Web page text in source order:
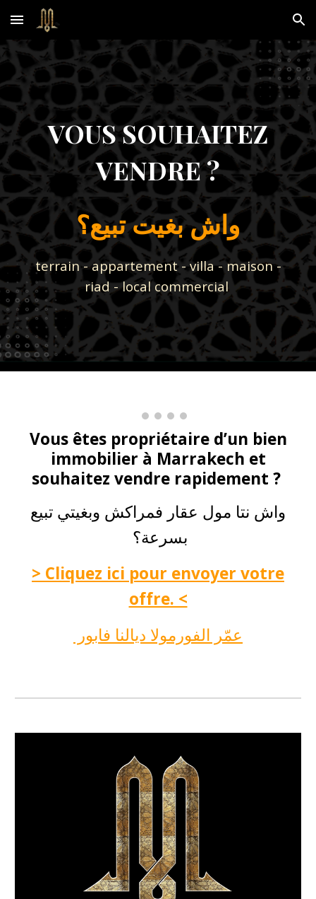
Skip to main content Skip to navigation
VOUS SOUHAITEZ
VENDRE ?
واش بغيت تبيع؟
terrain - appartement - villa - maison -
riad - local commercial
Vous êtes propriétaire d’un bien
immobilier à Marrakech et
souhaitez vendre rapidement ?
واش نتا مول عقار فمراكش وبغيتي تبيع
بسرعة؟
> Cliquez ici pour envoyer votre
offre. <
عمّر الفورمولا ديالنا فابور